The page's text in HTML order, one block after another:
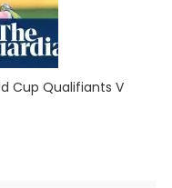
Cup Qualifiants V